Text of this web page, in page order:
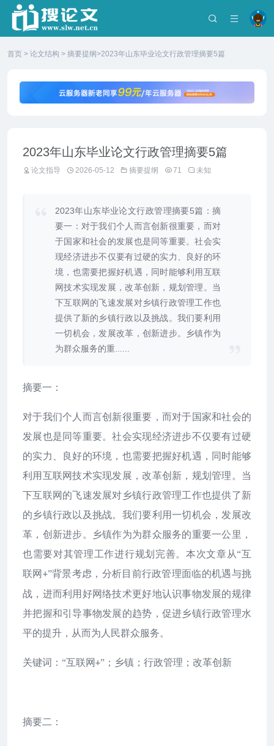
首页 > 论文结构 > 摘要提纲>2023年山东毕业论文行政管理摘要5篇
2023年山东毕业论文行政管理摘要5篇
论文指导 2026-05-12 摘要提纲 71 未知
2023年山东毕业论文行政管理摘要5篇：摘
要一：对于我们个人而言创新很重要，而对
于国家和社会的发展也是同等重要。社会实
现经济进步不仅要有过硬的实力、良好的环
境，也需要把握好机遇，同时能够利用互联
网技术实现发展，改革创新，规划管理。当
下互联网的飞速发展对乡镇行政管理工作也
提供了新的乡镇行政以及挑战。我们要利用
一切机会，发展改革，创新进步。乡镇作为
为群众服务的重......
摘要一：
对于我们个人而言创新很重要，而对于国家和社会的
发展也是同等重要。社会实现经济进步不仅要有过硬
的实力、良好的环境，也需要把握好机遇，同时能够
利用互联网技术实现发展，改革创新，规划管理。当
下互联网的飞速发展对乡镇行政管理工作也提供了新
的乡镇行政以及挑战。我们要利用一切机会，发展改
革，创新进步。乡镇作为为群众服务的重要一公里，
也需要对其管理工作进行规划完善。本次文章从“互
联网 +”背景考虑，分析目前行政管理面临的机遇与挑
战，进而利用好网络技术更好地认识事物发展的规律
并把握和引导事物发展的趋势，促进乡镇行政管理水
平的提升，从而为人民群众服务。
关键词：“互联网+”；乡镇；行政管理；改革创新
摘要二：